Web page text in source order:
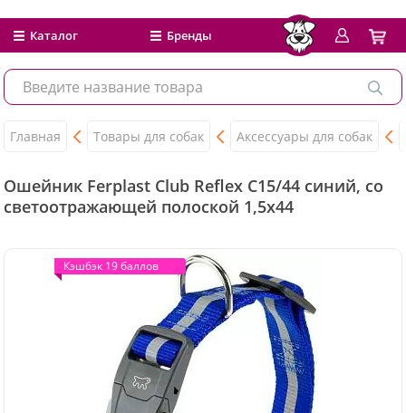
Каталог Бренды
Главная Товары для собак Аксессуары для собак
Ошейник Ferplast Club Reflex C15/44 синий, со
светоотражающей полоской 1,5x44
Кэшбэк 19 баллов
Кэшбэк 19 баллов